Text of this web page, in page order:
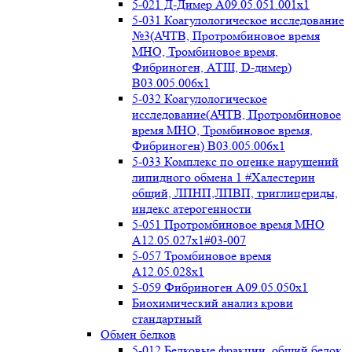
5-021 Д-Димер А09.05.051.001x1
5-031 Коагулологическое исследование
№3(АЧТВ, Протромбиновое время
МНО, Тромбиновое время,
Фибриноген, АТIII, D-димер)
B03.005.006x1
5-032 Коагулологическое
исследование(АЧТВ, Протромбиновое
время МНО, Тромбиновое время,
Фибриноген) B03.005.006x1
5-033 Комплекс по оценке нарушений
липидного обмена 1 #Халестерин
общий, ЛПНП,ЛПВП, триглицериды,
индекс атерогенности
5-051 Протромбиновое время МНО
А12.05.027x1#03-007
5-057 Тромбиновое время
А12.05.028x1
5-059 Фибриноген А09.05.050x1
Биохимический анализ крови
стандартный
Обмен белков